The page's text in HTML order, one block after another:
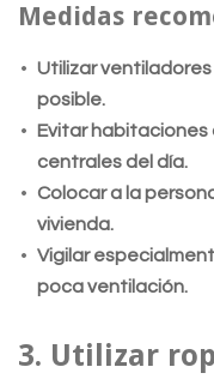
Medidas
Utilizar
posible.
Evitar habitaciones
centrales del día.
Colocar a la
vivienda.
Vigilar
poca ventilación.
3. Utilizar